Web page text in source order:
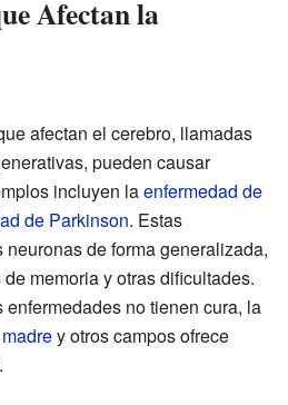
Afectan la
afectan el cerebro, llamadas
pueden causar
incluyen laenfermedad de
de Parkinson. Estas
de forma generalizada,
memoria y otras dificultades.
no tienen cura, la
y otros campos ofrece